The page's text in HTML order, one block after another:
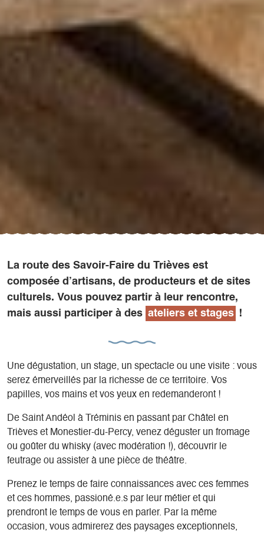
La route des Savoir-Faire du Trièves est
composée d’artisans, de producteurs et de sites
culturels. Vous pouvez partir à leur rencontre,
mais aussi participer à des ateliers et stages !
Une dégustation, un stage, un spectacle ou une visite : vous
serez émerveillés par la richesse de ce territoire. Vos
papilles, vos mains et vos yeux en redemanderont !
De Saint Andéol à Tréminis en passant par Châtel en
Trièves et Monestier-du-Percy, venez déguster un fromage
ou goûter du whisky (avec modération !), découvrir le
feutrage ou assister à une pièce de théâtre.
Prenez le temps de faire connaissances avec ces femmes
et ces hommes, passioné.e.s par leur métier et qui
prendront le temps de vous en parler. Par la même
occasion, vous admirerez des paysages exceptionnels,